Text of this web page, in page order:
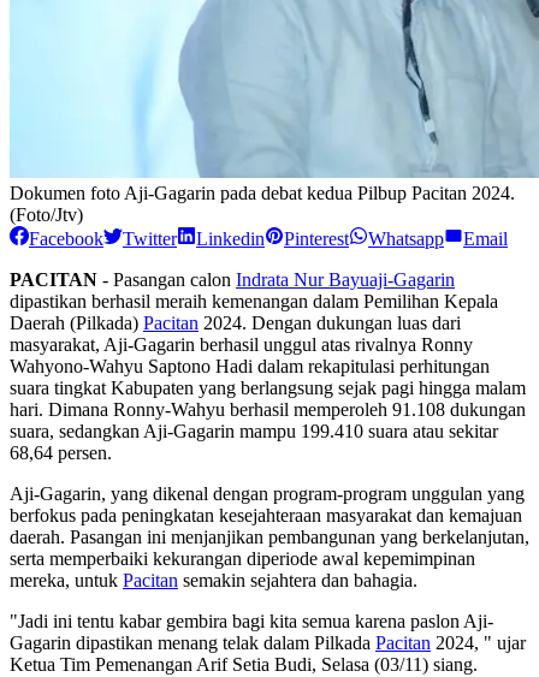
Dokumen foto Aji-Gagarin pada debat kedua Pilbup Pacitan 2024.
(Foto/Jtv)
Facebook
Twitter Linkedin Pinterest Whatsapp
Email
PACITAN - Pasangan calon Indrata Nur Bayuaji-Gagarin
dipastikan berhasil meraih kemenangan dalam Pemilihan Kepala
Daerah (Pilkada) Pacitan 2024. Dengan dukungan luas dari
masyarakat, Aji-Gagarin berhasil unggul atas rivalnya Ronny
Wahyono-Wahyu Saptono Hadi dalam rekapitulasi perhitungan
suara tingkat Kabupaten yang berlangsung sejak pagi hingga malam
hari. Dimana Ronny-Wahyu berhasil memperoleh 91.108 dukungan
suara, sedangkan Aji-Gagarin mampu 199.410 suara atau sekitar
68,64 persen.
Aji-Gagarin, yang dikenal dengan program-program unggulan yang
berfokus pada peningkatan kesejahteraan masyarakat dan kemajuan
daerah. Pasangan ini menjanjikan pembangunan yang berkelanjutan,
serta memperbaiki kekurangan diperiode awal kepemimpinan
mereka, untuk Pacitan semakin sejahtera dan bahagia.
"Jadi ini tentu kabar gembira bagi kita semua karena paslon Aji-
Gagarin dipastikan menang telak dalam Pilkada Pacitan 2024, " ujar
Ketua Tim Pemenangan Arif Setia Budi, Selasa (03/11) siang.